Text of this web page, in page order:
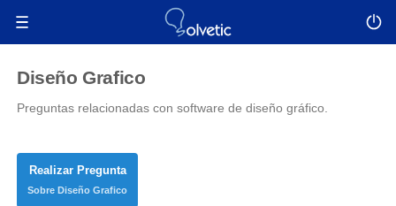
Diseño Grafico
Preguntas relacionadas con software de diseño gráfico.
Realizar Pregunta
Sobre Diseño Grafico